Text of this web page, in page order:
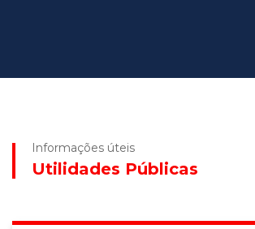
Informações úteis
Utilidades Públicas